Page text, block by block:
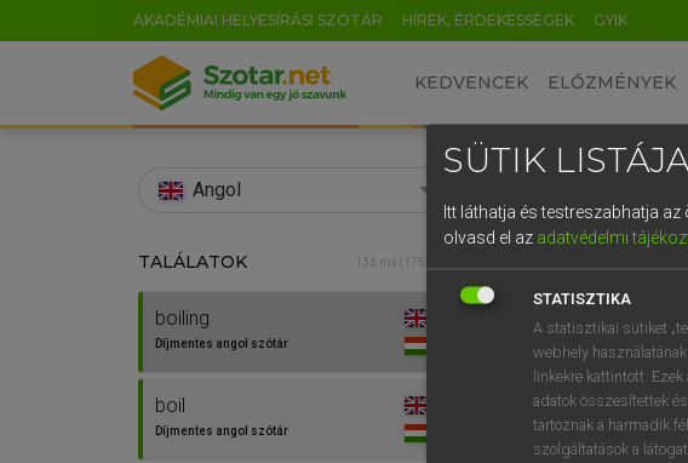
AKADÉMIAI HELYESÍRÁSI SZÓTÁR HÍREK, ÉRDEKESSÉGEK GYIK
KEDVENCEK ELŐZMÉNYEK
Angol
TALÁLATOK 133 ms (175 db)
boiling
Díjmentes angol szótár
boil
Díjmentes angol szótár
Díjmentes
boiling mn
forró
forrásban
fn
(fel)forrás
forralás
→boil ige
SÜTIK
Itt láthatja és testreszabhatja
olvasd el az adatvédelmi
STATISZTIKA
A statisztikai sütiket
webhely
linkekre kattintott.
adatok összesítettek
tartoznak a harmadik
szolgáltatások a
EN HU DE CN FR ES
0 1 2
q w
a s
í y